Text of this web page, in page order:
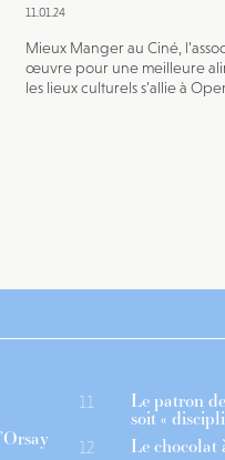
11.01.24
Mieux Manger au Ciné,
œuvre pour une meilleure
les lieux culturels s’allie à
11 Le patron
soit «
12 Le chocolat